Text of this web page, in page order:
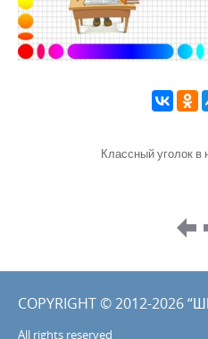
Классный уголок в
COPYRIGHT © 2012-2026
All rights reserved